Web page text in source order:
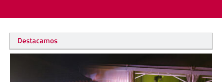
Destacamos